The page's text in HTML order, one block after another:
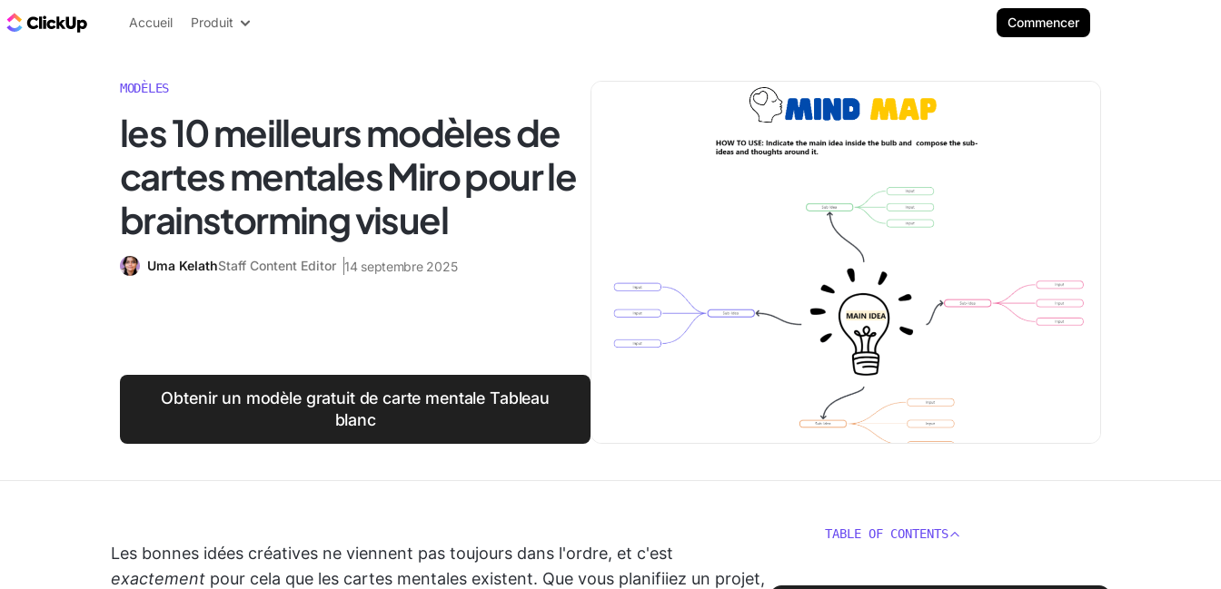
ClickUp Blog
Accueil Produit Commencer
MODÈLES
les 10 meilleurs modèles de
cartes mentales Miro pour le
brainstorming visuel
Uma KelathStaff Content Editor 14 septembre 2025
Obtenir un modèle gratuit de carte mentale Tableau
blanc
Les bonnes idées créatives ne viennent pas toujours dans l'ordre, et c'est
exactement pour cela que les cartes mentales existent. Que vous planifiiez un projet,
TABLE OF CONTENTS